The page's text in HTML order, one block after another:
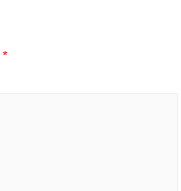
*